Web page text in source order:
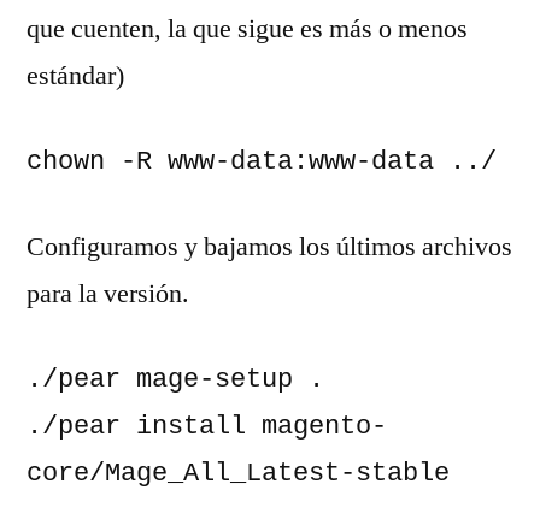
que cuenten, la que sigue es más o menos
estándar)
chown -R www-data:www-data ../
Configuramos y bajamos los últimos archivos
para la versión.
./pear mage-setup .
./pear install magento-
core/Mage_All_Latest-stable